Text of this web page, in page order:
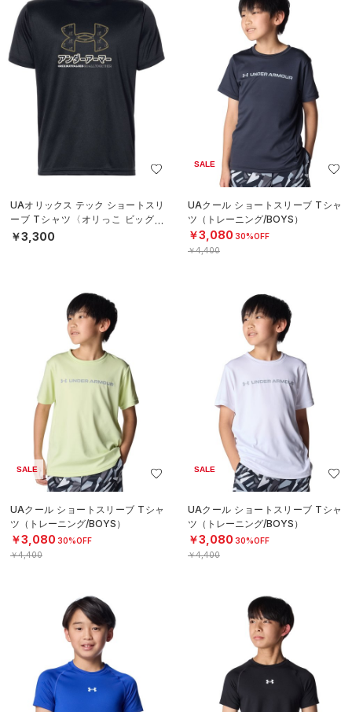
UAオリックス テック ショートスリ
ーブ Tシャツ〈オリっこ ビッグロ
ゴ〉（ベースボール/KIDS）
￥3,300
SALE
UAクール ショートスリーブ Tシャ
ツ（トレーニング/BOYS）
￥3,080 30%OFF
￥4,400
SALE
UAクール ショートスリーブ Tシャ
ツ（トレーニング/BOYS）
￥3,080 30%OFF
￥4,400
SALE
UAクール ショートスリーブ Tシャ
ツ（トレーニング/BOYS）
￥3,080 30%OFF
￥4,400